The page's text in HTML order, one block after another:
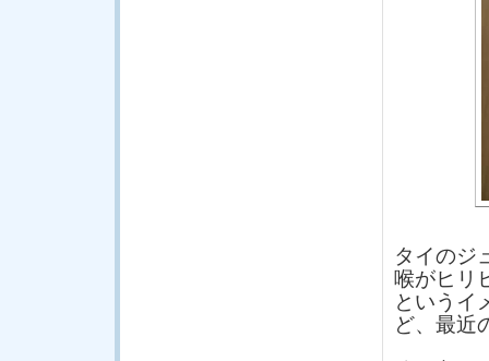
タイのジ
喉がヒリ
というイ
ど、最近